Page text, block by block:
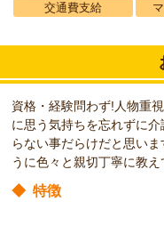
交通費支給
資格・経験問わず!人物重
に思う気持ちを忘れずに
らない事だらけだと思い
うに色々と親切丁寧に教え
◆ 特徴
施設ではめずらしく男女